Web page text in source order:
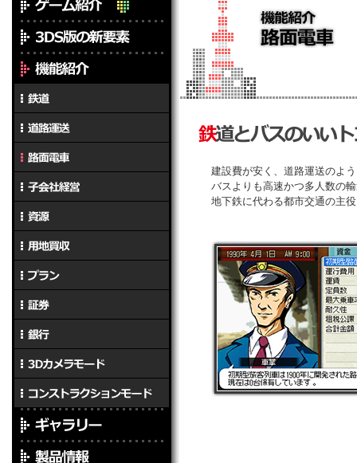
建設費が安く、道路運送のよ
バスよりも高速かつ多人数の
地下鉄に代わる都市交通の主